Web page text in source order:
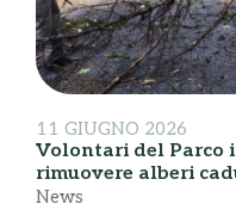
11 GIUGNO 2026
Volontari del Parco
rimuovere alberi
News